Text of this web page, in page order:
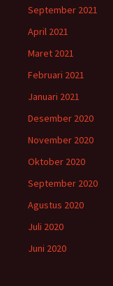
September 2021
April 2021
Maret 2021
Februari 2021
Januari 2021
Desember 2020
November 2020
Oktober 2020
September 2020
Agustus 2020
Juli 2020
Juni 2020